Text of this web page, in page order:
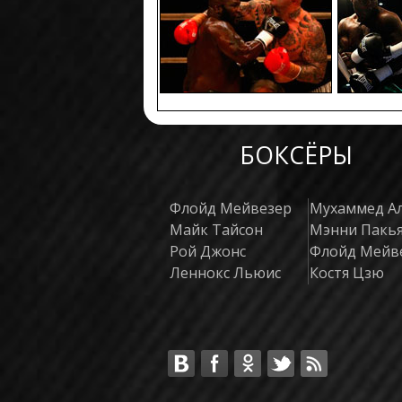
БОКСЁРЫ
Флойд Мейвезер
Майк Тайсон
Рой Джонс
Леннокс Льюис
Мухаммед
Мэнни
Флойд
Костя Цзю